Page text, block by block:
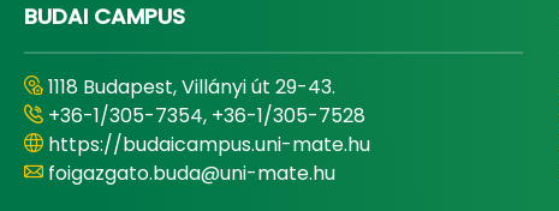
BUDAI CAMPUS
1118 Budapest, Villányi út 29-43.
+36-1/305-7354, +36-1/305-7528
https://budaicampus.uni-mate.hu
foigazgato.buda@uni-mate.hu